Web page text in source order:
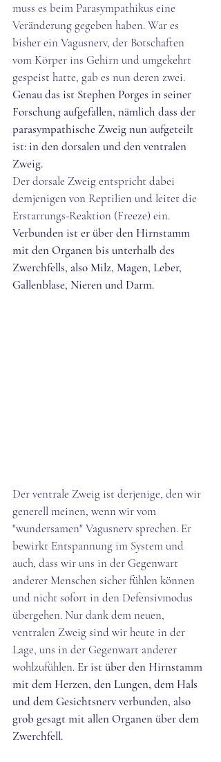
muss es beim Parasympathikus eine
Veränderung gegeben haben. War es
bisher ein Vagusnerv, der Botschaften
vom Körper ins Gehirn und umgekehrt
gespeist hatte, gab es nun deren zwei.
Genau das ist Stephen Porges in seiner
Forschung aufgefallen, nämlich dass der
parasympathische Zweig nun aufgeteilt
ist: in den dorsalen und den ventralen
Zweig.
Der dorsale Zweig entspricht dabei
demjenigen von Reptilien und leitet die
Erstarrungs-Reaktion (Freeze) ein.
Verbunden ist er über den Hirnstamm
mit den Organen bis unterhalb des
Zwerchfells, also Milz, Magen, Leber,
Gallenblase, Nieren und Darm.
Der ventrale Zweig ist derjenige, den wir
generell meinen, wenn wir vom
"wundersamen" Vagusnerv sprechen. Er
bewirkt Entspannung im System und
auch, dass wir uns in der Gegenwart
anderer Menschen sicher fühlen können
und nicht sofort in den Defensivmodus
übergehen. Nur dank dem neuen,
ventralen Zweig sind wir heute in der
Lage, uns in der Gegenwart anderer
wohlzufühlen. Er ist über den Hirnstamm
mit dem Herzen, den Lungen, dem Hals
und dem Gesichtsnerv verbunden, also
grob gesagt mit allen Organen über dem
Zwerchfell.